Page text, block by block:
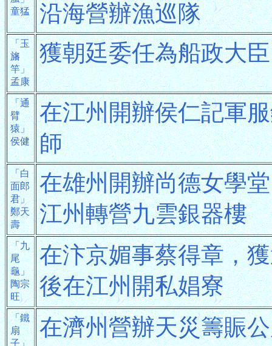
童猛
沿海營辦漁巡隊
「玉
旛
竿」
孟康
獲朝廷委任為船政大臣
「通
臂
猿」
侯健
在江州開辦侯仁記軍
師
「白
面郎
君」
鄭天
壽
在雄州開辦尚德女學
江州轉營九雲銀器樓
「九
尾
龜」
陶宗
旺
在汴京媚事蔡得章，
後在江州開私娼寮
「鐵
扇
子」
在濟州營辦天災籌賑